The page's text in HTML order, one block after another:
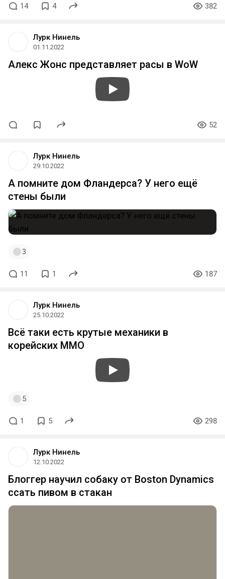
14 4 382
Лурк Нинель
01.11.2022
Алекс Жонс представляет расы в WoW
52
Лурк Нинель
29.10.2022
А помните дом Фландерса? У него ещё
стены были
3
11 1 187
Лурк Нинель
25.10.2022
Всё таки есть крутые механики в
корейских ММО
5
1 5 298
Лурк Нинель
12.10.2022
Блоггер научил собаку от Boston Dynamics
ссать пивом в стакан